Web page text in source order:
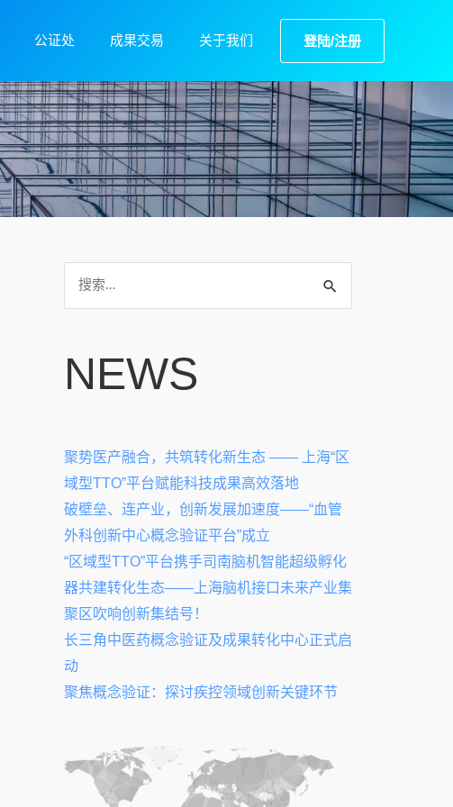
公证处 成果交易 关于我们 登陆/注册
NEWS
聚势医产融合，共筑转化新生态 —— 上海“区
域型TTO”平台赋能科技成果高效落地
破壁垒、连产业，创新发展加速度——“血管
外科创新中心概念验证平台”成立
“区域型TTO”平台携手司南脑机智能超级孵化
器共建转化生态——上海脑机接口未来产业集
聚区吹响创新集结号！
长三角中医药概念验证及成果转化中心正式启
动
聚焦概念验证：探讨疾控领域创新关键环节